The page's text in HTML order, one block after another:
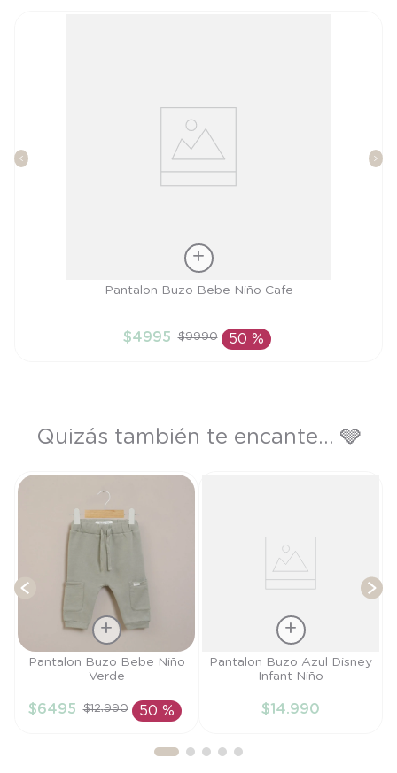
AÑADIR AL CARRITO
Pantalon Buzo Bebe Niño Cafe
$4995 $9990 50 %
Quizás también te encante... 🩶
Talla
AÑADIR AL
Pantalon Buzo Bebe Niño
Verde
$6495 $12.990 50 %
Talla
Pantalon Buzo Azul Disney
Infant Niño
$14.990